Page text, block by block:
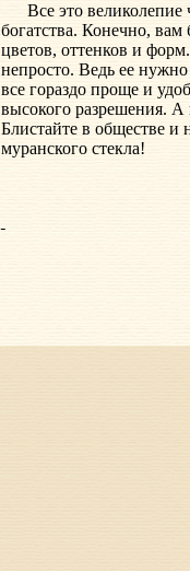
Все это великолепие
богатства. Конечно,
цветов, оттенков и форм.
непросто. Ведь ее
все гораздо проще и
высокого разрешения. А
Блистайте в обществе
муранского стекла!